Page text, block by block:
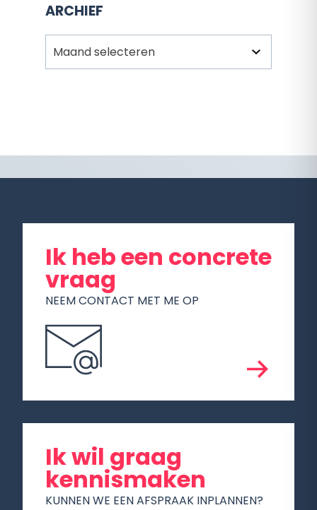
ARCHIEF
Archief
Ik heb een concrete
vraag
NEEM CONTACT MET ME OP
Ik wil graag
kennismaken
KUNNEN WE EEN AFSPRAAK INPLANNEN?